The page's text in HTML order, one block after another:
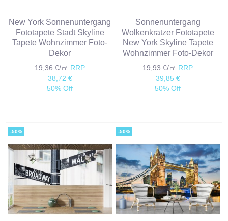
New York Sonnenuntergang
Fototapete Stadt Skyline
Tapete Wohnzimmer Foto-
Dekor
19,36 €/㎡ RRP
38,72 €
50% Off
Sonnenuntergang
Wolkenkratzer Fototapete
New York Skyline Tapete
Wohnzimmer Foto-Dekor
19,93 €/㎡ RRP
39,85 €
50% Off
-50% -50%